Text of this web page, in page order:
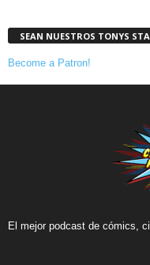
SEAN NUESTROS TONYS
Become a Patron!
El mejor podcast de cómics,